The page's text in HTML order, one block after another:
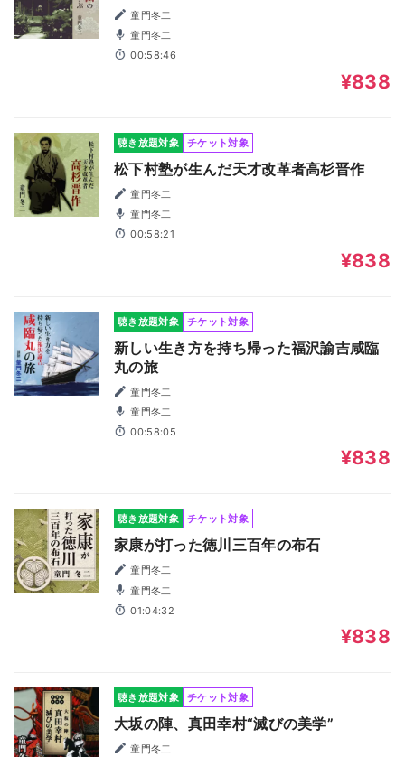
童門冬二
童門冬二
00:58:46
¥838
聴き放題対象 チケット対象
松下村塾が生んだ天才改革者高杉晋作
童門冬二
童門冬二
00:58:21
¥838
聴き放題対象 チケット対象
新しい生き方を持ち帰った福沢諭吉咸臨
丸の旅
童門冬二
童門冬二
00:58:05
¥838
聴き放題対象 チケット対象
家康が打った徳川三百年の布石
童門冬二
童門冬二
01:04:32
¥838
聴き放題対象 チケット対象
大坂の陣、真田幸村“滅びの美学”
童門冬二